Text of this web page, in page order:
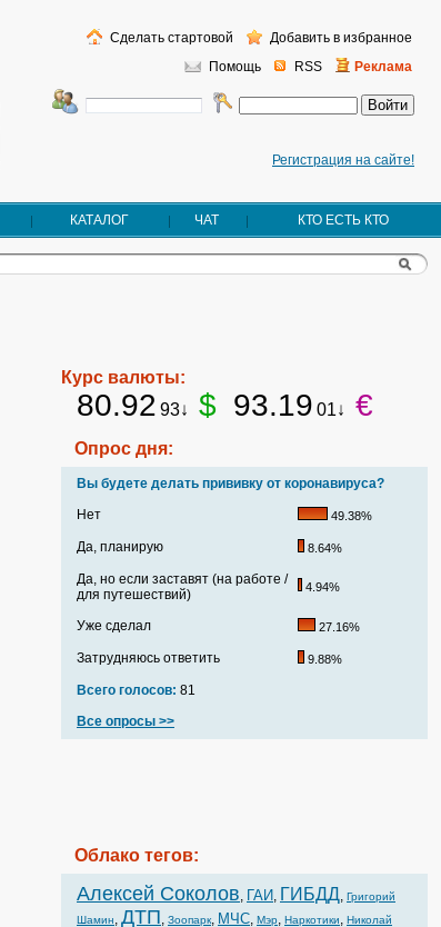
Регистрация на сайте!
Помощь RSS Реклама
Сделать стартовой Добавить в избранное
КАТАЛОГ ЧАТ КТО ЕСТЬ КТО
Курс валюты:
80.92 93↓ $ 93.19 01↓ €
Опрос дня:
Вы будете делать прививку от коронавируса?
Нет
49.38%
Да, планирую 8.64%
Да, но если заставят (на работе /
для путешествий)
4.94%
Уже сделал 27.16%
Затрудняюсь ответить 9.88%
Всего голосов: 81
Все опросы >>
Облако тегов:
Алексей Соколов, ГАИ, ГИБДД, Григорий
Шамин, ДТП, Зоопарк, МЧС, Мэр, Наркотики, Николай